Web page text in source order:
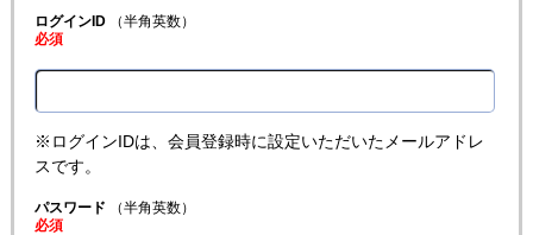
ログインID（半角英数）
必須
※ログインIDは、会員登録時に設定いただいたメールアドレ
スです。
パスワード （半角英数）
必須